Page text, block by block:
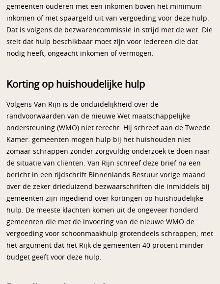
gemeenten ouderen met een inkomen boven het minimum
inkomen of met spaargeld uit van vergoeding voor deze hulp.
Dat is volgens de bezwarencommissie in strijd met de wet. Die
stelt dat hulp beschikbaar moet zijn voor iedereen die dat
nodig heeft, ongeacht inkomen of vermogen.
Korting op huishoudelijke hulp
Volgens Van Rijn is de onduidelijkheid over de
randvoorwaarden van de nieuwe Wet maatschappelijke
ondersteuning (WMO) niet terecht. Hij schreef aan de Tweede
Kamer: gemeenten mogen hulp bij het huishouden niet
zomaar schrappen zonder zorgvuldig onderzoek te doen naar
de situatie van cliënten. Van Rijn schreef deze brief na een
bericht in een tijdschrift Binnenlands Bestuur vorige maand
over de zeker drieduizend bezwaarschriften die inmiddels bij
gemeenten zijn ingediend over kortingen op huishoudelijke
hulp. De meeste klachten komen uit de ongeveer honderd
gemeenten die met de invoering van de nieuwe WMO de
vergoeding voor schoonmaakhulp grotendeels schrappen; met
het argument dat het Rijk de gemeenten 40 procent minder
budget geeft voor deze hulp.